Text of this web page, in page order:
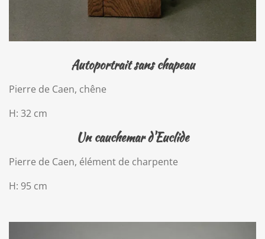
Autoportrait sans chapeau
Pierre de Caen, chêne
H: 32 cm
Un cauchemar d'Euclide
Pierre de Caen, élément de charpente
H: 95 cm